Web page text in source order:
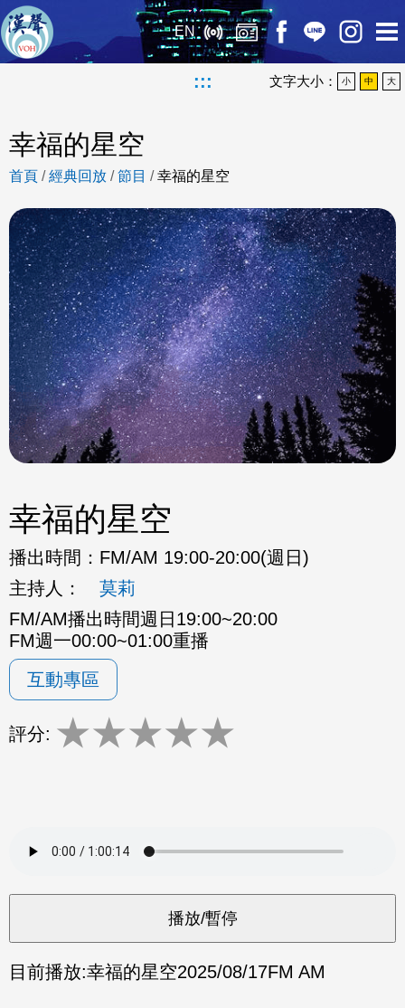
EN
::: 文字大小： 小 中 大
幸福的星空
首頁 /經典回放 /節目 /幸福的星空
幸福的星空
播出時間： FM/AM 19:00-20:00(週日)
主持人：
莫莉
FM/AM播出時間週日19:00~20:00
FM週一00:00~01:00重播
互動專區
評分: ★★★★★
目前播放:幸福的星空2025/08/17FM AM